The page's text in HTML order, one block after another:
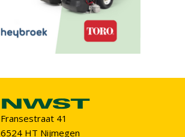
Fransestraat 41
6524 HT Nijmegen